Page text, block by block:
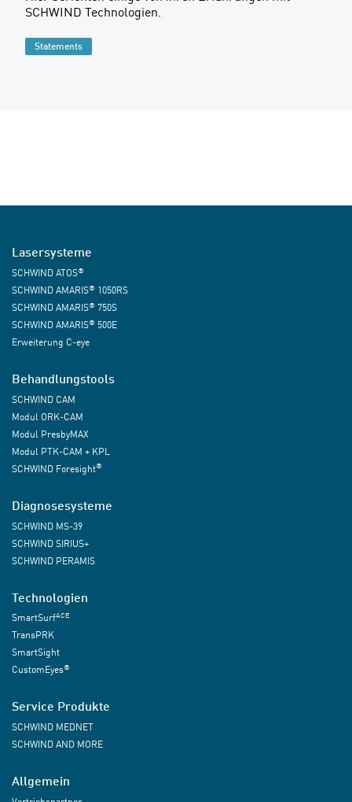
SCHWIND Technologien.
Statements
Lasersysteme
SCHWIND ATOS®
SCHWIND AMARIS® 1050RS
SCHWIND AMARIS® 750S
SCHWIND AMARIS® 500E
Erweiterung C-eye
Behandlungstools
SCHWIND CAM
Modul ORK-CAM
Modul PresbyMAX
Modul PTK-CAM + KPL
SCHWIND Foresight®
Diagnosesysteme
SCHWIND MS-39
SCHWIND SIRIUS+
SCHWIND PERAMIS
Technologien
SmartSurfACE
TransPRK
SmartSight
CustomEyes®
Service Produkte
SCHWIND MEDNET
SCHWIND AND MORE
Allgemein